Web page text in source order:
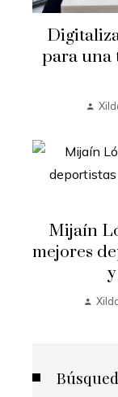
para una
Mijaín
mejores